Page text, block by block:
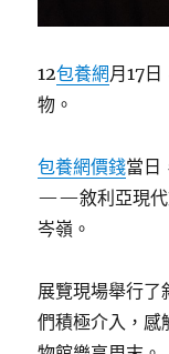
12包養網月17
物。
包養網價錢當日
——敘利亞現
岑嶺。
展覽現場舉行了
們積極介入，感